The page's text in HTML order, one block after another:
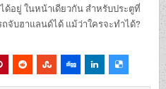
อยู่ ในหน้าเดียวกัน สําหรับประตูที่
จับฮาแลนด์ได้ แม้ว่าใครจะทําได้?